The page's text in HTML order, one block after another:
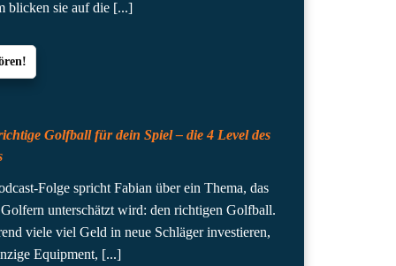
blicken sie auf die [...]
Golfball für dein Spiel – die 4 Level des
Folge spricht Fabian über ein Thema, das
unterschätzt wird: den richtigen Golfball.
viele viel Geld in neue Schläger investieren,
Equipment, [...]